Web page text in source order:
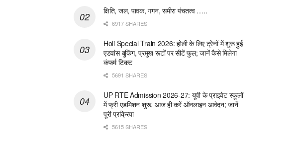
क्षिति, जल, पावक, गगन, समीरा पंचतत्व …..
6917 SHARES
Holi Special Train 2026: होली के लिए ट्रेनों में शुरू हुई
एडवांस बुकिंग, प्रमुख रूटों पर सीटें फुल; जानें कैसे मिलेगा
कंफर्म टिकट
5691 SHARES
UP RTE Admission 2026-27: यूपी के प्राइवेट स्कूलों
में फ्री एडमिशन शुरू, आज ही करें ऑनलाइन आवेदन; जानें
पूरी प्रक्रिया
5615 SHARES